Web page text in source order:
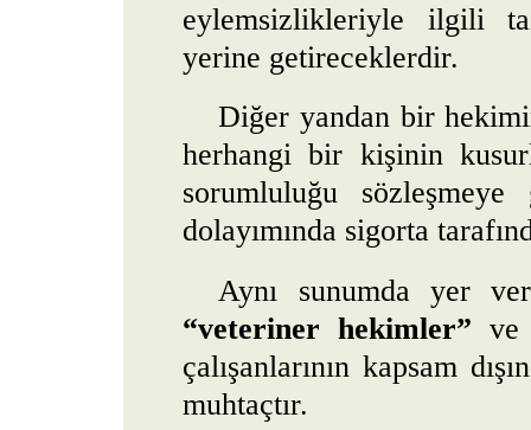
eylemsizlikleriyle ilgili
yerine getireceklerdir.
Diğer yandan bir
herhangi bir kişinin
sorumluluğu
dolayımında sigorta
Aynı sunumda yer
“veteriner hekimler”
çalışanlarının kapsam
muhtaçtır.